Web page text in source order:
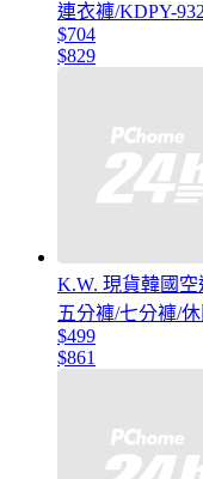
連衣褲/KDPY-
$704
$829
K.W. 現貨韓國
五分褲/七分褲/
$499
$861